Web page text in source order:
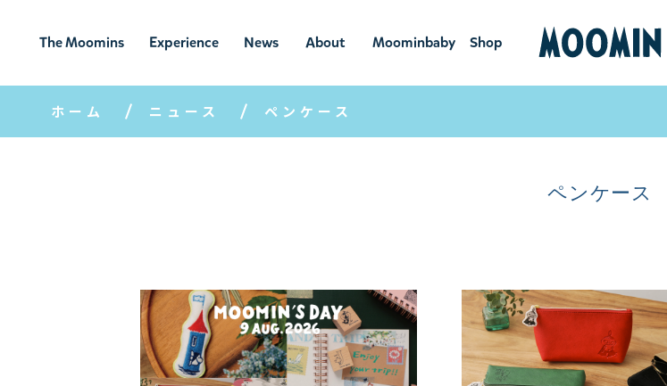
The Moomins
ムーミンの
世界
Experience
ムーミンの世
界を楽しむ
News
ニュ
ース
About
ムーミン
について
Moominbaby
ムーミンベ
Shop
ショ
ホーム ニュース ペンケース
ペンケース